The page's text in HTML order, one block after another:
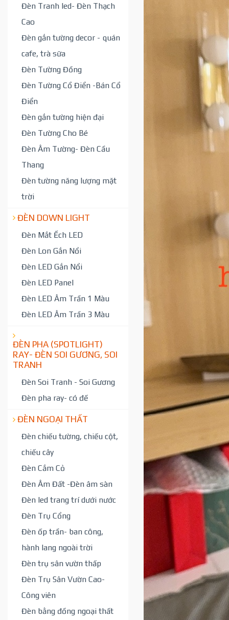
Đèn Tranh led- Đèn Thạch
Cao
Đèn gắn tường decor - quán
cafe, trà sữa
Đèn Tường Đồng
Đèn Tường Cổ Điển -Bán Cổ
Điển
Đèn gắn tường hiện đại
Đèn Tường Cho Bé
Đèn Âm Tường- Đèn Cầu
Thang
Đèn tường năng lượng mặt
trời
ĐÈN DOWN LIGHT
Đèn Mắt Ếch LED
Đèn Lon Gắn Nổi
Đèn LED Gắn Nổi
Đèn LED Panel
Đèn LED Âm Trần 1 Màu
Đèn LED Âm Trần 3 Màu
ĐÈN PHA (SPOTLIGHT)
RAY- ĐÈN SOI GƯƠNG, SOI
TRANH
Đèn Soi Tranh - Soi Gương
Đèn pha ray- có đế
ĐÈN NGOẠI THẤT
Đèn chiếu tường, chiếu cột,
chiếu cây
Đèn Cắm Cỏ
Đèn Âm Đất -Đèn âm sàn
Đèn led trang trí dưới nước
Đèn Trụ Cổng
Đèn ốp trần- ban công,
hành lang ngoài trời
Đèn trụ sân vườn thấp
Đèn Trụ Sân Vườn Cao-
Công viên
Đèn bằng đồng ngoại thất